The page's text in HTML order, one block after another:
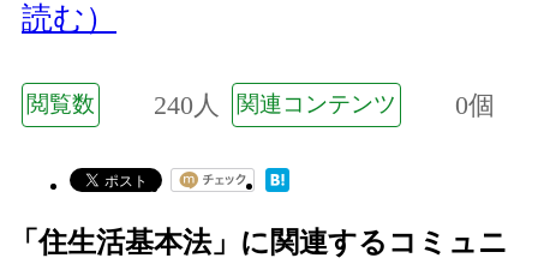
読む）
閲覧数 240人 関連コンテンツ 0個
「住生活基本法」に関連するコミュニ